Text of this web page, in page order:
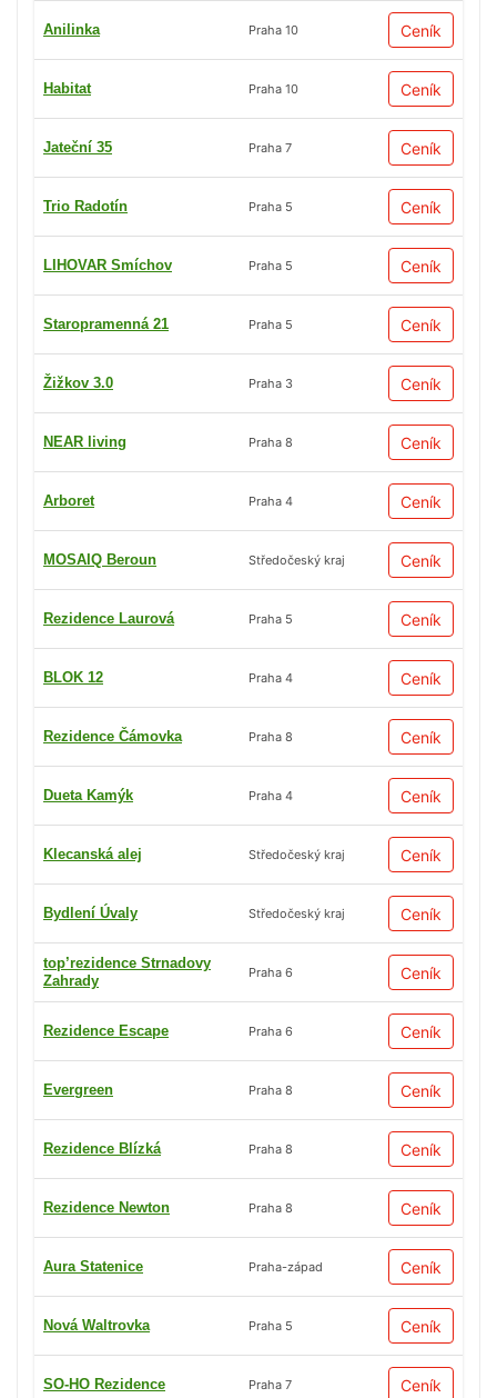
Anilinka Praha 10 Ceník
Habitat Praha 10 Ceník
Jateční 35 Praha 7 Ceník
Trio Radotín Praha 5 Ceník
LIHOVAR Smíchov Praha 5 Ceník
Staropramenná 21 Praha 5 Ceník
Žižkov 3.0 Praha 3 Ceník
NEAR living Praha 8 Ceník
Arboret Praha 4 Ceník
MOSAIQ Beroun Středočeský kraj Ceník
Rezidence Laurová Praha 5 Ceník
BLOK 12 Praha 4 Ceník
Rezidence Čámovka Praha 8 Ceník
Dueta Kamýk Praha 4 Ceník
Klecanská alej Středočeský kraj Ceník
Bydlení Úvaly Středočeský kraj Ceník
top’rezidence Strnadovy
Zahrady
Praha 6 Ceník
Rezidence Escape Praha 6 Ceník
Evergreen Praha 8 Ceník
Rezidence Blízká Praha 8 Ceník
Rezidence Newton Praha 8 Ceník
Aura Statenice Praha-západ Ceník
Nová Waltrovka Praha 5 Ceník
SO-HO Rezidence Praha 7 Ceník